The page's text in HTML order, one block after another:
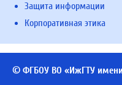
Защита информации
Корпоративная этика
© ФГБОУ ВО «ИжГТУ